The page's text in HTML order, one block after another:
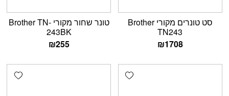
סט טונרים מקורי Brother
TN243
₪1708
טונר שחור מקורי Brother TN-
243BK
₪255
Add wishlist